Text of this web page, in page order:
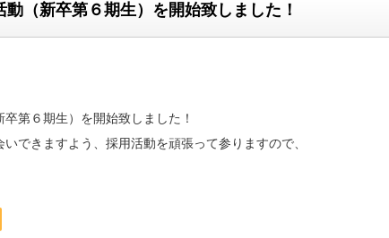
（新卒第６期生）を開始致しました！
第６期生）を開始致しました！
できますよう、採用活動を頑張って参りますので、